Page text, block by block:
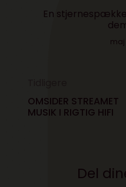
En
maj
OMSIDER STREAMET
MUSIK I RIGTIG HIFI
Del